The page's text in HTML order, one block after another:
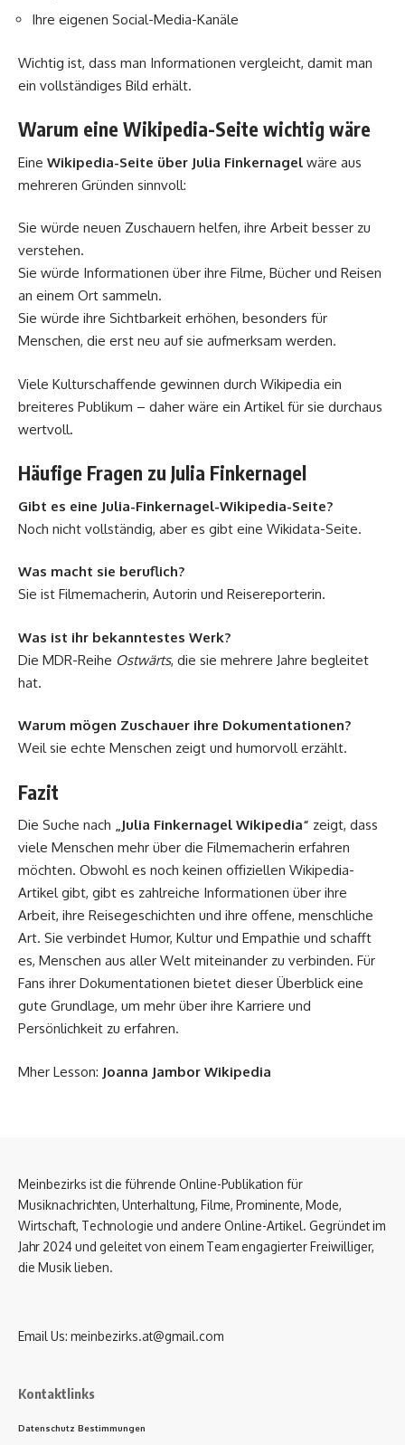
Ihre eigenen Social-Media-Kanäle
Wichtig ist, dass man Informationen vergleicht, damit man
ein vollständiges Bild erhält.
Warum eine Wikipedia-Seite wichtig wäre
Eine Wikipedia-Seite über Julia Finkernagel wäre aus
mehreren Gründen sinnvoll:
Sie würde neuen Zuschauern helfen, ihre Arbeit besser zu
verstehen.
Sie würde Informationen über ihre Filme, Bücher und Reisen
an einem Ort sammeln.
Sie würde ihre Sichtbarkeit erhöhen, besonders für
Menschen, die erst neu auf sie aufmerksam werden.
Viele Kulturschaffende gewinnen durch Wikipedia ein
breiteres Publikum – daher wäre ein Artikel für sie durchaus
wertvoll.
Häufige Fragen zu Julia Finkernagel
Gibt es eine Julia-Finkernagel-Wikipedia-Seite?
Noch nicht vollständig, aber es gibt eine Wikidata-Seite.
Was macht sie beruflich?
Sie ist Filmemacherin, Autorin und Reisereporterin.
Was ist ihr bekanntestes Werk?
Die MDR-Reihe Ostwärts, die sie mehrere Jahre begleitet
hat.
Warum mögen Zuschauer ihre Dokumentationen?
Weil sie echte Menschen zeigt und humorvoll erzählt.
Fazit
Die Suche nach „Julia Finkernagel Wikipedia“ zeigt, dass
viele Menschen mehr über die Filmemacherin erfahren
möchten. Obwohl es noch keinen offiziellen Wikipedia-
Artikel gibt, gibt es zahlreiche Informationen über ihre
Arbeit, ihre Reisegeschichten und ihre offene, menschliche
Art. Sie verbindet Humor, Kultur und Empathie und schafft
es, Menschen aus aller Welt miteinander zu verbinden. Für
Fans ihrer Dokumentationen bietet dieser Überblick eine
gute Grundlage, um mehr über ihre Karriere und
Persönlichkeit zu erfahren.
Mher Lesson: Joanna Jambor Wikipedia
Meinbezirks ist die führende Online-Publikation für
Musiknachrichten, Unterhaltung, Filme, Prominente, Mode,
Wirtschaft, Technologie und andere Online-Artikel. Gegründet im
Jahr 2024 und geleitet von einem Team engagierter Freiwilliger,
die Musik lieben.
Email Us: meinbezirks.at@gmail.com
Kontaktlinks
Datenschutz Bestimmungen